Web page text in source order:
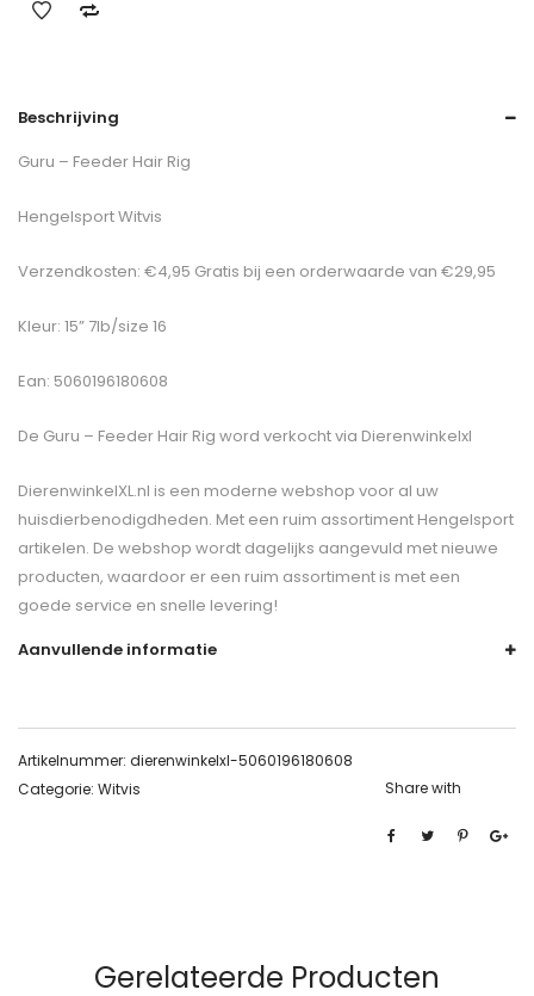
Beschrijving
Guru – Feeder Hair Rig
Hengelsport Witvis
Verzendkosten: €4,95 Gratis bij een orderwaarde van €29,95
Kleur: 15” 7lb/size 16
Ean: 5060196180608
De Guru – Feeder Hair Rig word verkocht via Dierenwinkelxl
DierenwinkelXL.nl is een moderne webshop voor al uw
huisdierbenodigdheden. Met een ruim assortiment Hengelsport
artikelen. De webshop wordt dagelijks aangevuld met nieuwe
producten, waardoor er een ruim assortiment is met een
goede service en snelle levering!
Aanvullende informatie
Artikelnummer: dierenwinkelxl-5060196180608
Categorie: Witvis Share with
Gerelateerde Producten